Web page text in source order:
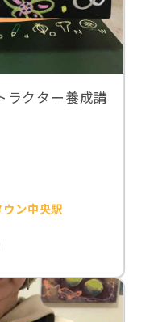
ラクター養成講
ン中央駅